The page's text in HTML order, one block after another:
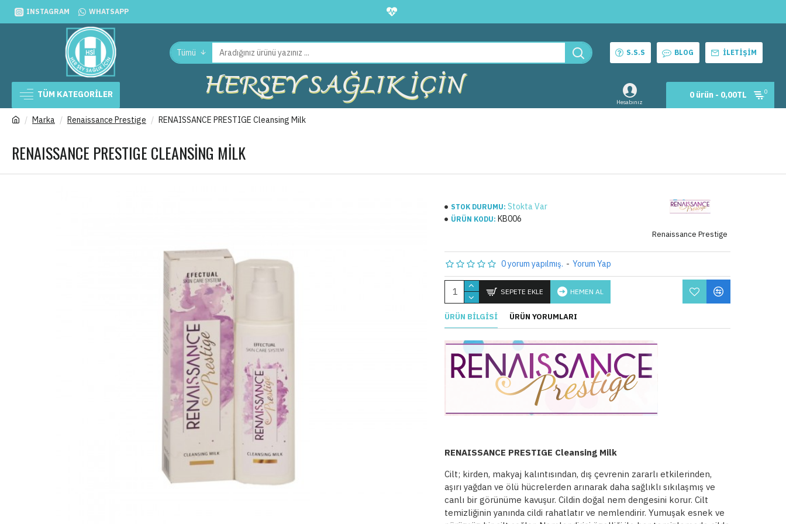
INSTAGRAM WHATSAPP
Tümü S.S.S BLOG İLETIŞIM
TÜM KATEGORİLER HERŞEY SAĞLIK İÇİN Hesabınız
0 ürün - 0,00TL 0
Marka Renaissance Prestige RENAISSANCE PRESTIGE Cleansing Milk
RENAISSANCE PRESTIGE CLEANSING MILK
STOK DURUMU: Stokta Var
ÜRÜN KODU: KB006
Renaissance Prestige
0 yorum yapılmış. - Yorum Yap
SEPETE EKLE HEMEN AL
ÜRÜN BILGISI ÜRÜN YORUMLARI
RENAISSANCE PRESTIGE Cleansing Milk
Cilt; kirden, makyaj kalıntısından, dış çevrenin zararlı etkilerinden,
aşırı yağdan ve ölü hücrelerden arınarak daha sağlıklı sıkılaşmış ve
canlı bir görünüme kavuşur. Cildin doğal nem dengesini korur. Cilt
temizliğinin yanında cildi rahatlatır ve nemlendirir. Yumuşak esnek ve